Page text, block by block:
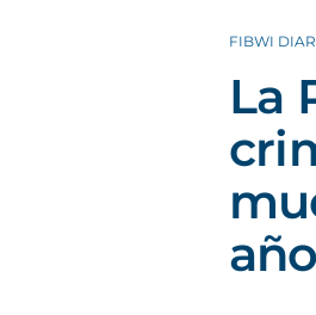
FIBWI
La